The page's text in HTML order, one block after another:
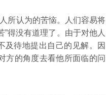
所认为的苦恼。人们容易将
得没有道理了。由于对他人
及待地提出自己的见解。因
方的角度去看他所面临的问